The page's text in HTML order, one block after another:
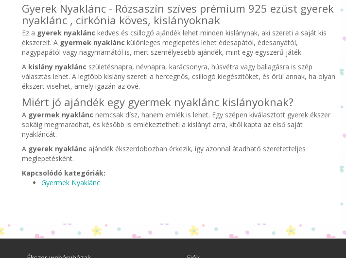
Gyerek Nyaklánc - Rózsaszín szíves prémium 925 ezüst gyerek
nyaklánc , cirkónia köves, kislányoknak
Ez a gyerek nyaklánc kedves és csillogó ajándék lehet minden kislánynak, aki szereti a saját kis
ékszereit. A gyermek nyaklánc különleges meglepetés lehet édesapától, édesanyától,
nagypapától vagy nagymamától is, mert személyesebb ajándék, mint egy egyszerű játék.
A kislány nyaklánc születésnapra, névnapra, karácsonyra, húsvétra vagy ballagásra is szép
választás lehet. A legtöbb kislány szereti a hercegnős, csillogó kiegészítőket, és örül annak, ha olyan
ékszert viselhet, amely igazán az övé.
Miért jó ajándék egy gyermek nyaklánc kislányoknak?
A gyermek nyaklánc nemcsak dísz, hanem emlék is lehet. Egy szépen kiválasztott gyerek ékszer
sokáig megmaradhat, és később is emlékeztetheti a kislányt arra, kitől kapta az első saját
nyakláncát.
A gyerek nyaklánc ajándék ékszerdobozban érkezik, így azonnal átadható szeretetteljes
meglepetésként.
Kapcsolódó kategóriák:
Gyermek Nyaklánc